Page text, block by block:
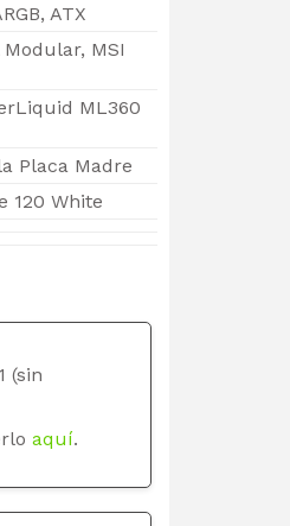
ATX
MSI
ML360
Placa Madre
120 White
(sin
aquí.